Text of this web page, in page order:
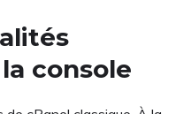
console